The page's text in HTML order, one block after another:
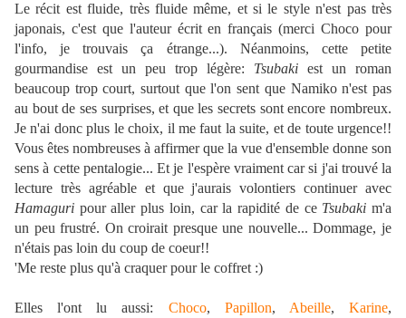
Le récit est fluide, très fluide même, et si le style n'est pas très
japonais, c'est que l'auteur écrit en français (merci Choco pour
l'info, je trouvais ça étrange...). Néanmoins, cette petite
gourmandise est un peu trop légère: Tsubaki est un roman
beaucoup trop court, surtout que l'on sent que Namiko n'est pas
au bout de ses surprises, et que les secrets sont encore nombreux.
Je n'ai donc plus le choix, il me faut la suite, et de toute urgence!!
Vous êtes nombreuses à affirmer que la vue d'ensemble donne son
sens à cette pentalogie... Et je l'espère vraiment car si j'ai trouvé la
lecture très agréable et que j'aurais volontiers continuer avec
Hamaguri pour aller plus loin, car la rapidité de ce Tsubaki m'a
un peu frustré. On croirait presque une nouvelle... Dommage, je
n'étais pas loin du coup de coeur!!
'Me reste plus qu'à craquer pour le coffret :)
Elles l'ont lu aussi: Choco, Papillon, Abeille,Karine,